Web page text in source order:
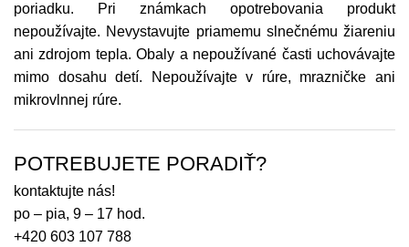
poriadku. Pri známkach opotrebovania produkt
nepoužívajte. Nevystavujte priamemu slnečnému žiareniu
ani zdrojom tepla. Obaly a nepoužívané časti uchovávajte
mimo dosahu detí. Nepoužívajte v rúre, mrazničke ani
mikrovlnnej rúre.
POTREBUJETE PORADIŤ?
kontaktujte nás!
po – pia, 9 – 17 hod.
+420 603 107 788